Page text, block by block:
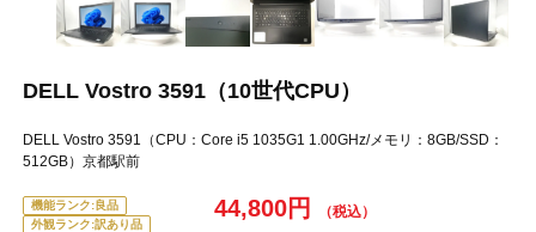
DELL Vostro 3591（10世代CPU）
DELL Vostro 3591（CPU：Core i5 1035G1 1.00GHz/メモリ：8GB/SSD：
512GB）京都駅前
機能ランク:良品
外観ランク:訳あり品
44,800円